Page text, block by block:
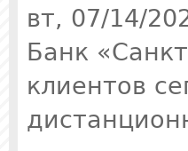
вт, 07/14/
Банк
клиентов